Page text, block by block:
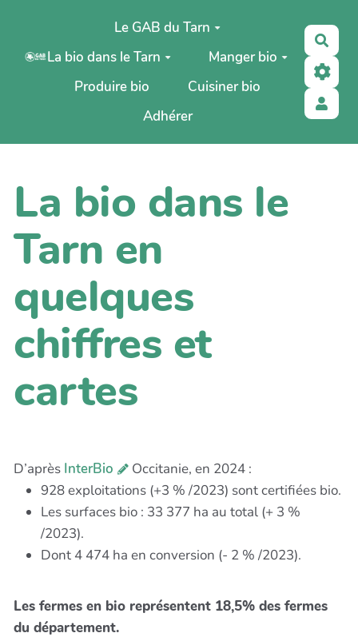
Aller au contenu principal
Le GAB du Tarn
La bio dans le Tarn
Manger bio
Produire bio
Cuisiner bio
Adhérer
La bio dans le
Tarn en
quelques
chiffres et
cartes
D’après InterBio
Occitanie, en 2024 :
928 exploitations (+3 % /2023) sont certifiées bio.
Les surfaces bio : 33 377 ha au total (+ 3 %
/2023).
Dont 4 474 ha en conversion (- 2 % /2023).
Les fermes en bio représentent 18,5% des fermes
du département.